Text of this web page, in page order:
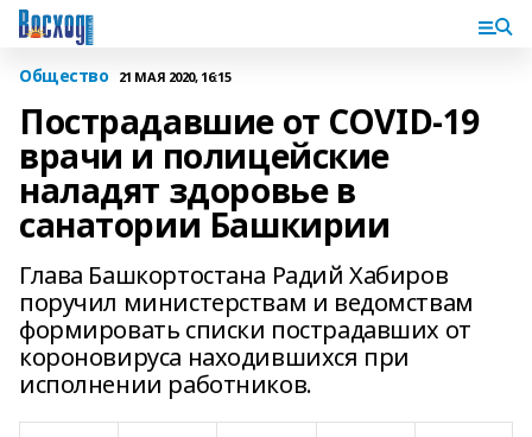
Общество 21 МАЯ 2020, 16:15
Пострадавшие от COVID-19
врачи и полицейские
наладят здоровье в
санатории Башкирии
Глава Башкортостана Радий Хабиров
поручил министерствам и ведомствам
формировать списки пострадавших от
короновируса находившихся при
исполнении работников.